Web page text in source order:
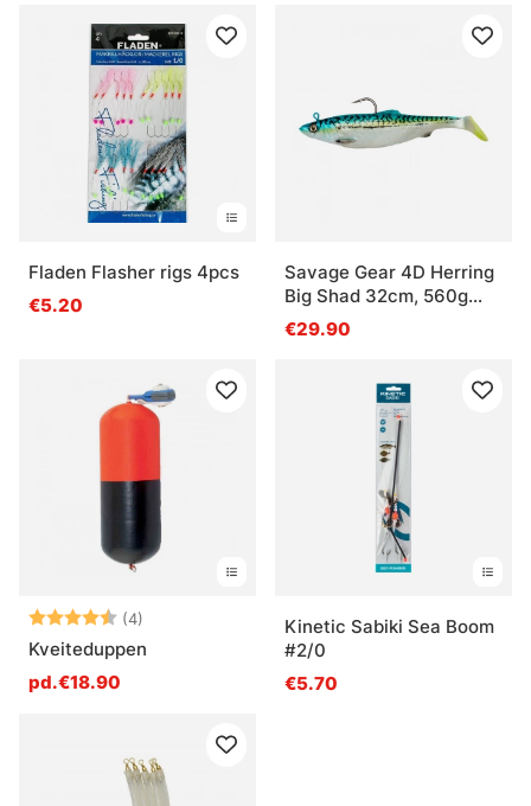
Fladen Flasher rigs 4pcs
€5.20
Savage Gear 4D Herring
Big Shad 32cm, 560g
1+1pcs - Green Mackerel
€29.90
Note: (4)
Kveiteduppen
pd.€18.90
Kinetic Sabiki Sea Boom
#2/0
€5.70